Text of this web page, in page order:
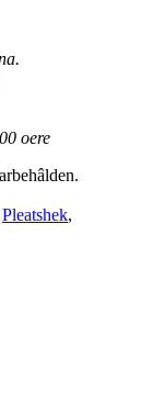
oere
Pleatshek,